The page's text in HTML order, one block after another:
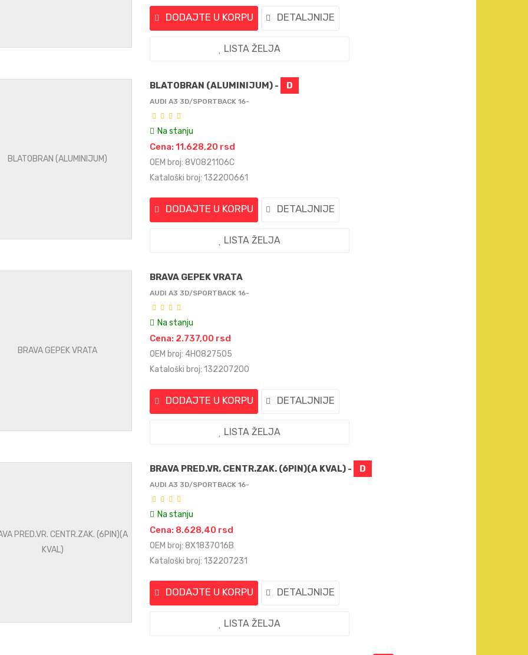
DODAJTE U KORPU DETALJNIJE
LISTA ŽELJA
BLATOBRAN (ALUMINIJUM) - D
AUDI A3 3D/SPORTBACK 16-
Na stanju
Cena: 11.628,20 rsd
OEM broj: 8V0821106C
Kataloški broj: 132200661
DODAJTE U KORPU DETALJNIJE
LISTA ŽELJA
BRAVA GEPEK VRATA
AUDI A3 3D/SPORTBACK 16-
Na stanju
Cena: 2.737,00 rsd
OEM broj: 4H0827505
Kataloški broj: 132207200
DODAJTE U KORPU DETALJNIJE
LISTA ŽELJA
BRAVA PRED.VR. CENTR.ZAK. (6PIN)(A KVAL) - D
AUDI A3 3D/SPORTBACK 16-
Na stanju
Cena: 8.628,40 rsd
OEM broj: 8X1837016B
Kataloški broj: 132207231
DODAJTE U KORPU DETALJNIJE
LISTA ŽELJA